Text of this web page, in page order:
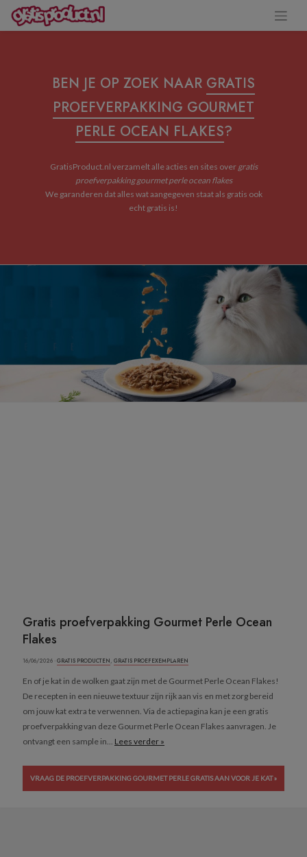
BEN JE OP ZOEK NAAR GRATIS
PROEFVERPAKKING GOURMET
PERLE OCEAN FLAKES?
GratisProduct.nl verzamelt alle acties en sites over gratis
proefverpakking gourmet perle ocean flakes
We garanderen dat alles wat aangegeven staat als gratis ook
echt gratis is!
Gratis proefverpakking Gourmet Perle Ocean
Flakes
16/06/2026 ·GRATIS PRODUCTEN, GRATIS PROEFEXEMPLAREN
En of je kat in de wolken gaat zijn met de Gourmet Perle Ocean Flakes!
De recepten in een nieuwe textuur zijn rijk aan vis en met zorg bereid
om jouw kat extra te verwennen. Via de actiepagina kan je een gratis
proefverpakking van deze Gourmet Perle Ocean Flakes aanvragen. Je
ontvangt een sample in... Lees verder »
VRAAG DE PROEFVERPAKKING GOURMET PERLE GRATIS AAN VOOR JE KAT »